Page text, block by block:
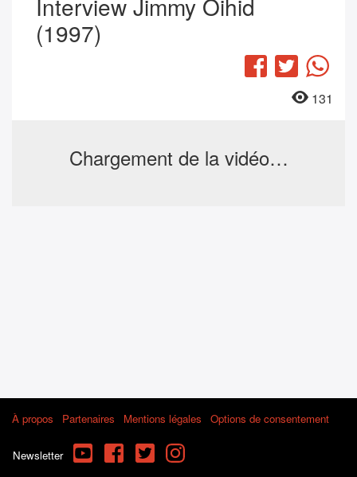
(1997)
Facebook
Twitter
131
Chargement de la vidéo…
À propos Partenaires Mentions légales Options de consentement
Newsletter YouTube FacebookTwitterInstagram